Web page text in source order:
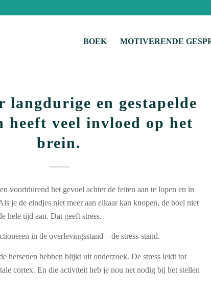
BOEK MOTIVERENDE
langdurige en gestapelde
heeft veel invloed op het
brein.
voortdurend het gevoel achter de feiten aan te lopen en in
je de eindjes niet meer aan elkaar kan knopen, de boel niet
hele tijd aan. Dat geeft stress.
in de overlevingsstand – de stress-stand.
hersenen hebben blijkt uit onderzoek. De stress leidt tot
cortex. En die activiteit heb je nou net nodig bij het stellen